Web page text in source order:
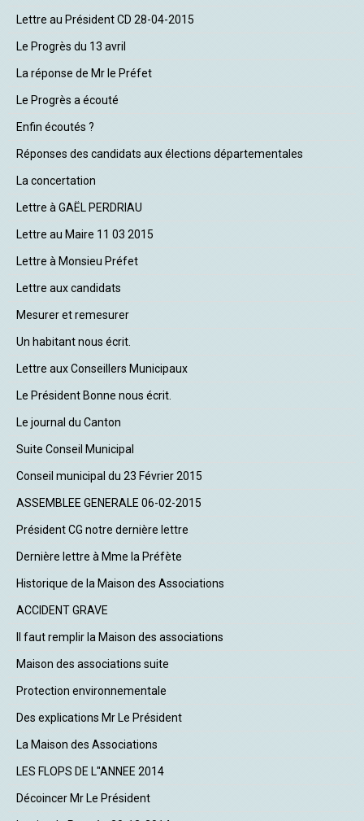
Lettre au Président CD 28-04-2015
Le Progrès du 13 avril
La réponse de Mr le Préfet
Le Progrès a écouté
Enfin écoutés ?
Réponses des candidats aux élections départementales
La concertation
Lettre à GAËL PERDRIAU
Lettre au Maire 11 03 2015
Lettre à Monsieu Préfet
Lettre aux candidats
Mesurer et remesurer
Un habitant nous écrit.
Lettre aux Conseillers Municipaux
Le Président Bonne nous écrit.
Le journal du Canton
Suite Conseil Municipal
Conseil municipal du 23 Février 2015
ASSEMBLEE GENERALE 06-02-2015
Président CG notre dernière lettre
Dernière lettre à Mme la Préfète
Historique de la Maison des Associations
ACCIDENT GRAVE
Il faut remplir la Maison des associations
Maison des associations suite
Protection environnementale
Des explications Mr Le Président
La Maison des Associations
LES FLOPS DE L"ANNEE 2014
Décoincer Mr Le Président